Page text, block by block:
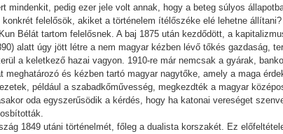
mindenkit, pedig ezer jele volt annak, hogy a beteg súlyos
felelősök, akiket a történelem ítélőszéke elé lehetne állítani?
Bélát tartom felelősnek. A baj 1875 után kezdődött, a
alatt úgy jött létre a nem magyar kézben lévő tőkés gazdaság,
a keletkező hazai vagyon. 1910-re már nemcsak a gyárak,
meghatározó és kézben tartó magyar nagytőke, amely a maga
például a szabadkőművesség, megkezdték a magyar
oda egyszerűsödik a kérdés, hogy ha katonai vereséget
1849 utáni történelmét, főleg a dualista korszakét. Ez